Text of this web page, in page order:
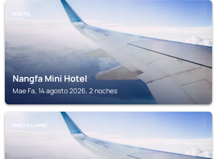
MAE FA
Nangfa Mini Hotel
Mae Fa, 14 agosto 2026, 2 noches
MAE FA LUANG